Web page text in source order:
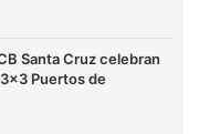
Santa Cruz celebran
Puertos de